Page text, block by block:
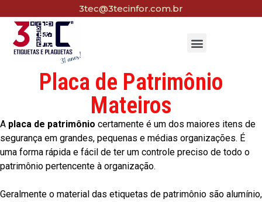
3tec@3tecinfor.com.br
Placa de Patrimônio
Mateiros
A placa de patrimônio certamente é um dos maiores itens de
segurança em grandes, pequenas e médias organizações. É
uma forma rápida e fácil de ter um controle preciso de todo o
patrimônio pertencente à organização.
Geralmente o material das etiquetas de patrimônio são alumínio,